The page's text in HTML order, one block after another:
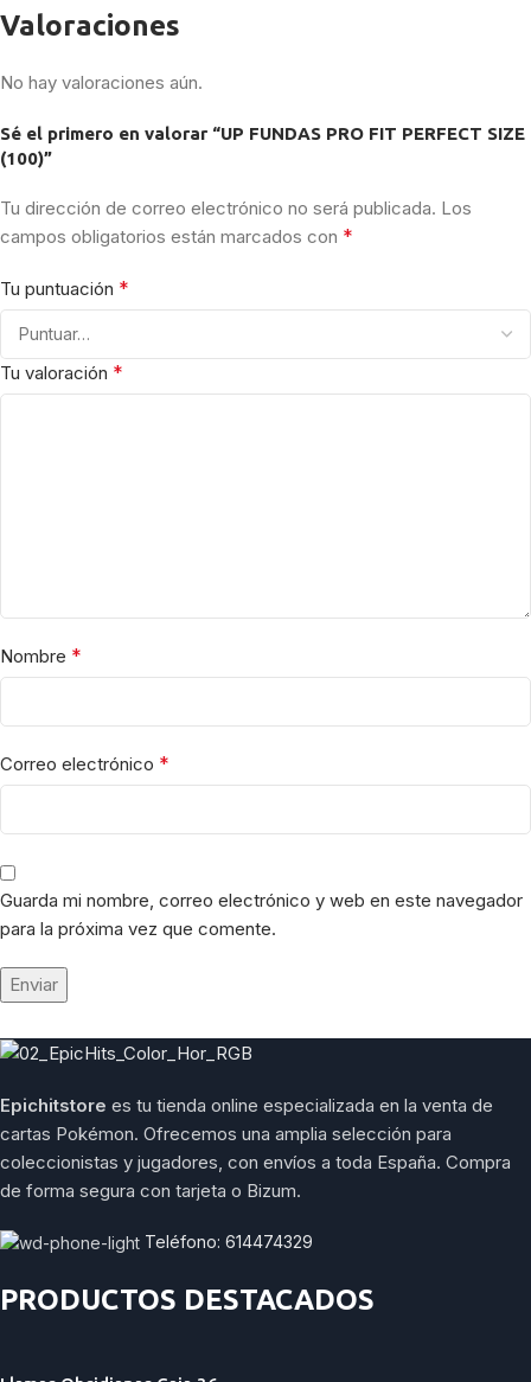
Valoraciones
No hay valoraciones aún.
Sé el primero en valorar “UP FUNDAS PRO FIT PERFECT SIZE
(100)”
Tu dirección de correo electrónico no será publicada. Los
campos obligatorios están marcados con *
Tu puntuación *
Tu valoración *
Nombre *
Correo electrónico *
Guarda mi nombre, correo electrónico y web en este navegador
para la próxima vez que comente.
Epichitstore es tu tienda online especializada en la venta de
cartas Pokémon. Ofrecemos una amplia selección para
coleccionistas y jugadores, con envíos a toda España. Compra
de forma segura con tarjeta o Bizum.
Teléfono: 614474329
PRODUCTOS DESTACADOS